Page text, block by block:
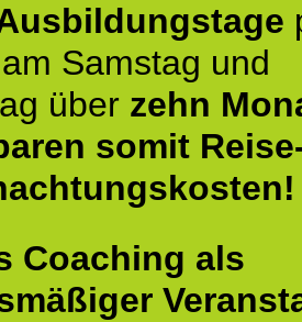
Samstag und
über zehn
somit
Coaching als